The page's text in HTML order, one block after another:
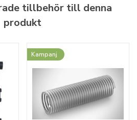
tillbehör till denna
produkt
Kampanj